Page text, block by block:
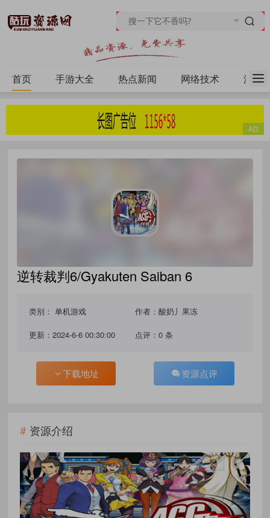
首页 手游大全 热点新闻 网络技术 源码
逆转裁判6/Gyakuten Saiban 6
类别：单机游戏 作者：酸奶丿果冻
更新：2024-6-6 00:30:00 点评：0 条
下载地址 资源点评
资源介绍